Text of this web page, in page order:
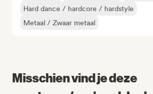
Hard dance / hardcore / hardstyle
Metaal / Zwaar metaal
Misschien vind je deze